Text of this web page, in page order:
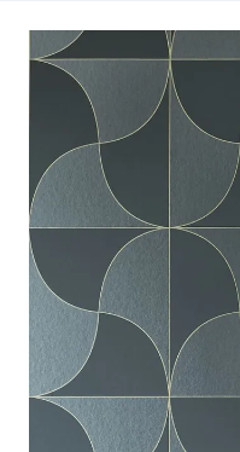
COLLEZIONE CARTA
OUTLET